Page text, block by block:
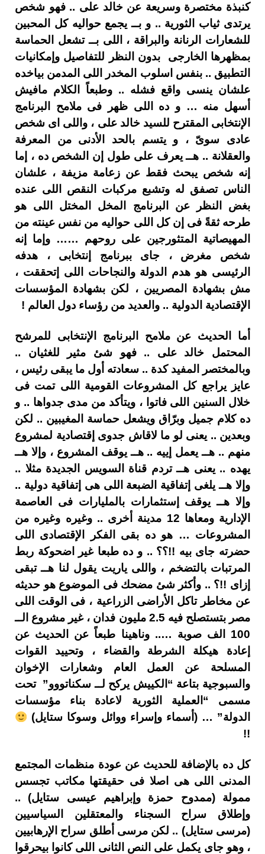
كنبذة مختصرة وسريعة عن خالد على .. فهو شخص
يرتدى ثياب الثورية .. و بــ يجمع حواليه كل المحبين
للشعارات الرنانة والبراقة ، اللى بــ تشعل الحماسة
بمظهرها الخارجى بدون النظر للتفاصيل وإمكانيات
التطبيق .. بنفس اسلوب المخدر اللى المدمن بياخده
علشان ينسى واقع فشله .. وطبعاً الكلام مافيش
أسهل منه … و ده اللى ظهر فى ملامح البرنامج
الإنتخابى المقترح للسيد خالد على ، واللى اى شخص
عادى سوىّ ، و يتسم بالحد الأدنى من المعرفة
والعقلانة .. هــ يعرف على طول إن الشخص ده ، إما
إنه شخص يبحث فقط عن زعامة مزيفة ، علشان
الناس تصفق له وتشبع مركبات النقص اللى عنده
بغض النظر عن البرنامج المخل المختل اللى هو
طرحه ثقةً فى إن كل اللى حواليه من نفس عينته من
المهيصاتية المتثورجين على روحهم …… وإما إنه
شخص مغرض ، جاى ببرنامج إنتخابى ، هدفه
الرئيسى هو هدم الدولة والنجاحات اللى إتحققت ،
مش بشهادة المصريين ، لكن بشهادة المؤسسات
الإقتصادية الدولية .. والعديد من رؤساء دول العالم !
أما الحديث عن ملامح البرنامج الإنتخابى للمرشح
المحتمل خالد على .. فهو شئ مثير للغثيان ..
وبالمختصر المفيد كدة .. سعادته أول ما يبقى رئيس ،
عايز يراجع كل المشروعات القومية اللى تمت فى
خلال السنين اللى فاتوا ، ويتأكد من مدى جدواها .. و
ده كلام جميل وبرّاق ويشعل حماسة المغيبين .. لكن
وبعدين .. يعنى لو ما لاقاش جدوى إقتصادية لمشروع
منهم .. هــ يعمل إييه .. هــ يوقف المشروع ، وإلا هــ
يهده .. يعنى هــ تردم قناة السويس الجديدة مثلا ..
وإلا هــ يلغى إتفاقية الضبعة اللى هى إتفاقية دولية ..
وإلا هــ يوقف إستثمارات بالمليارات فى العاصمة
الإدارية ومعاها 12 مدينة أخرى .. وغيره وغيره من
المشروعات … هو ده بقى الفكر الإقتصادى اللى
حضرته جاى بيه !!؟؟ .. و ده طبعا غير اضحوكة ربط
المرتبات بالتضخم ، واللى ياريت يقول لنا هــ تبقى
إزاى !!؟ .. وأكثر شئ مضحك فى الموضوع هو حديثه
عن مخاطر تاكل الأراضى الزراعية ، فى الوقت اللى
مصر بتستصلح فيه 2.5 مليون فدان ، غير مشروع الــ
100 الف صوبة ….. وناهينا طبعاً عن الحديث عن
إعادة هيكلة الشرطة والقضاء ، وتحييد القوات
المسلحة عن العمل العام وشعارات الإخوان
والسبوجية بتاعة “الكييش يركح لــ سكناتووو” تحت
مسمى “العملية الثورية لاعادة بناء مؤسسات
الدولة” … (أسماء وإسراء ووائل وسوكا ستايل)
!!
كل ده بالإضافة للحديث عن عودة منظمات المجتمع
المدنى اللى هى اصلا فى حقيقتها مكاتب تجسس
ممولة (ممدوح حمزة وإبراهيم عيسى ستايل) ..
وإطلاق سراح السجناء والمعتقلين السياسيين
(مرسى ستايل) .. لكن مرسى أطلق سراح الإرهابيين
، وهو جاى يكمل على النص الثانى اللى كانوا بيحرقوا